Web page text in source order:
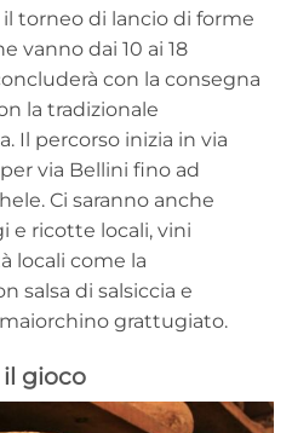
torneo di lancio di forme
vanno dai 10 ai 18
con la consegna
la tradizionale
Il percorso inizia in via
via Bellini fino ad
Ci saranno anche
e ricotte locali, vini
locali come la
salsa di salsiccia e
grattugiato.
il gioco